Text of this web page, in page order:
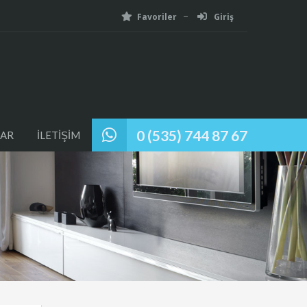
Favoriler Giriş
0 (535) 744 87 67
İLETİŞİM